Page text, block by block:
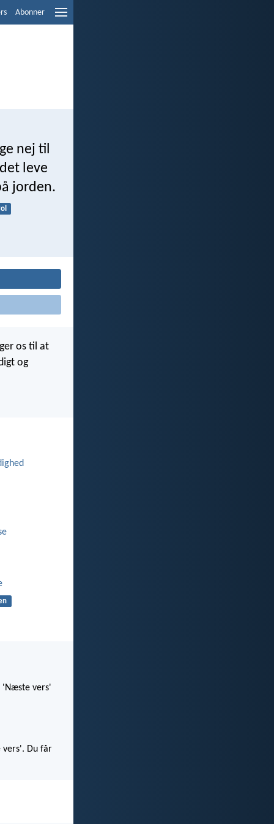
Abonner
nej til
leve
jorden.
os til at
og
'Næste vers'
vers'. Du får